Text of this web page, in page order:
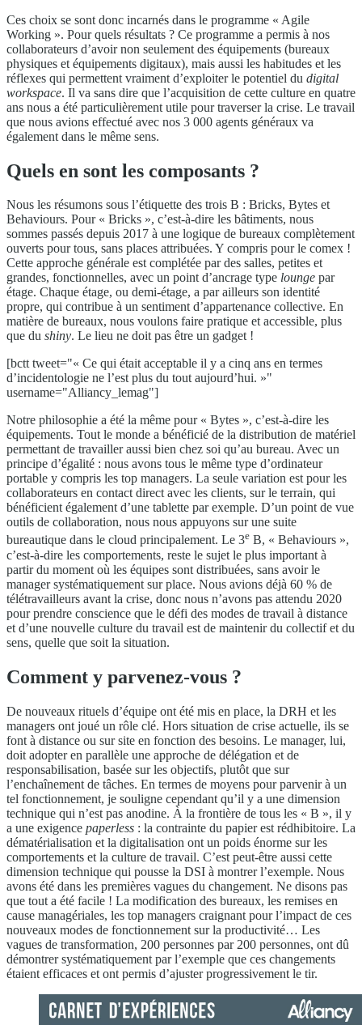
Ces choix se sont donc incarnés dans le programme « Agile
Working ». Pour quels résultats ? Ce programme a permis à nos
collaborateurs d’avoir non seulement des équipements (bureaux
physiques et équipements digitaux), mais aussi les habitudes et les
réflexes qui permettent vraiment d’exploiter le potentiel du digital
workspace. Il va sans dire que l’acquisition de cette culture en quatre
ans nous a été particulièrement utile pour traverser la crise. Le travail
que nous avions effectué avec nos 3 000 agents généraux va
également dans le même sens.
Quels en sont les composants ?
Nous les résumons sous l’étiquette des trois B : Bricks, Bytes et
Behaviours. Pour « Bricks », c’est-à-dire les bâtiments, nous
sommes passés depuis 2017 à une logique de bureaux complètement
ouverts pour tous, sans places attribuées. Y compris pour le comex !
Cette approche générale est complétée par des salles, petites et
grandes, fonctionnelles, avec un point d’ancrage type lounge par
étage. Chaque étage, ou demi-étage, a par ailleurs son identité
propre, qui contribue à un sentiment d’appartenance collective. En
matière de bureaux, nous voulons faire pratique et accessible, plus
que du shiny. Le lieu ne doit pas être un gadget !
[bctt tweet="« Ce qui était acceptable il y a cinq ans en termes
d’incidentologie ne l’est plus du tout aujourd’hui. »"
username="Alliancy_lemag"]
Notre philosophie a été la même pour « Bytes », c’est-à-dire les
équipements. Tout le monde a bénéficié de la distribution de matériel
permettant de travailler aussi bien chez soi qu’au bureau. Avec un
principe d’égalité : nous avons tous le même type d’ordinateur
portable y compris les top managers. La seule variation est pour les
collaborateurs en contact direct avec les clients, sur le terrain, qui
bénéficient également d’une tablette par exemple. D’un point de vue
outils de collaboration, nous nous appuyons sur une suite
bureautique dans le cloud principalement. Le 3e B, « Behaviours »,
c’est-à-dire les comportements, reste le sujet le plus important à
partir du moment où les équipes sont distribuées, sans avoir le
manager systématiquement sur place. Nous avions déjà 60 % de
télétravailleurs avant la crise, donc nous n’avons pas attendu 2020
pour prendre conscience que le défi des modes de travail à distance
et d’une nouvelle culture du travail est de maintenir du collectif et du
sens, quelle que soit la situation.
Comment y parvenez-vous ?
De nouveaux rituels d’équipe ont été mis en place, la DRH et les
managers ont joué un rôle clé. Hors situation de crise actuelle, ils se
font à distance ou sur site en fonction des besoins. Le manager, lui,
doit adopter en parallèle une approche de délégation et de
responsabilisation, basée sur les objectifs, plutôt que sur
l’enchaînement de tâches. En termes de moyens pour parvenir à un
tel fonctionnement, je souligne cependant qu’il y a une dimension
technique qui n’est pas anodine. À la frontière de tous les « B », il y
a une exigence paperless : la contrainte du papier est rédhibitoire. La
dématérialisation et la digitalisation ont un poids énorme sur les
comportements et la culture de travail. C’est peut-être aussi cette
dimension technique qui pousse la DSI à montrer l’exemple. Nous
avons été dans les premières vagues du changement. Ne disons pas
que tout a été facile ! La modification des bureaux, les remises en
cause managériales, les top managers craignant pour l’impact de ces
nouveaux modes de fonctionnement sur la productivité… Les
vagues de transformation, 200 personnes par 200 personnes, ont dû
démontrer systématiquement par l’exemple que ces changements
étaient efficaces et ont permis d’ajuster progressivement le tir.